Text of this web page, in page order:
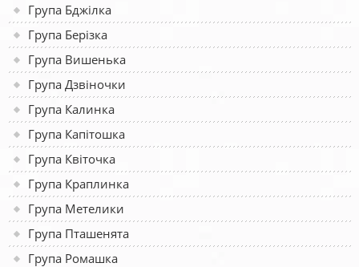
Група Бджілка
Група Берізка
Група Вишенька
Група Дзвіночки
Група Калинка
Група Капітошка
Група Квіточка
Група Краплинка
Група Метелики
Група Пташенята
Група Ромашка